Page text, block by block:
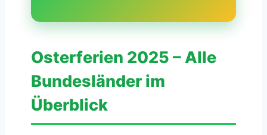
Osterferien 2025 – Alle
Bundesländer im
Überblick